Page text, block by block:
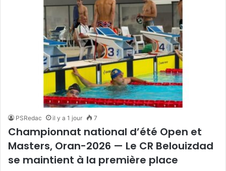
PSRedac il y a 1 jour 7
Championnat national d’été Open et
Masters, Oran-2026 — Le CR Belouizdad
se maintient à la première place